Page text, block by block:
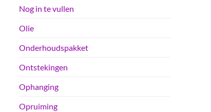
Nog in te vullen
Olie
Onderhoudspakket
Ontstekingen
Ophanging
Opruiming